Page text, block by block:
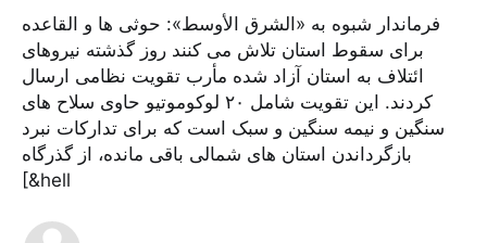
فرماندار شبوه به «الشرق الأوسط»: حوثی ها و القاعده
برای سقوط استان تلاش می کنند روز گذشته نیروهای
ائتلاف به استان آزاد شده مأرب تقویت نظامی ارسال
کردند. این تقویت شامل ۲۰ لوکوموتیو حاوی سلاح های
سنگین و نیمه سنگین و سبک است که برای تدارکات نبرد
بازگرداندن استان های شمالی باقی مانده، از گذرگاه
[&hell